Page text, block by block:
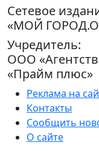
Сетевое
«МОЙ
Учредитель:
ООО
«Прайм плюс»
Реклама на
Контакты
Сообщить
О сайте